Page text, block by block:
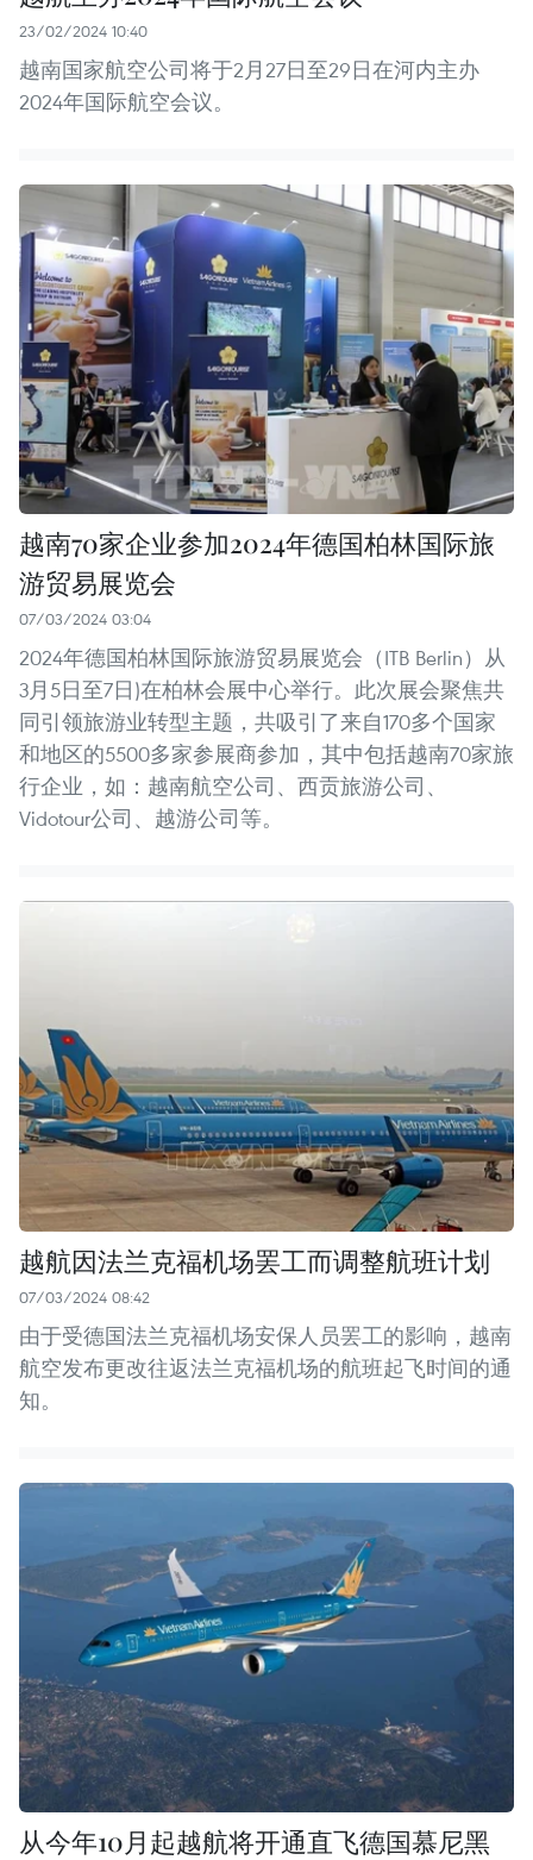
23/02/2024 10:40
越南国家航空公司将于2月27日至29日在河内主办
2024年国际航空会议。
越南70家企业参加2024年德国柏林国际旅
游贸易展览会
07/03/2024 03:04
2024年德国柏林国际旅游贸易展览会（ITB Berlin）从
3月5日至7日)在柏林会展中心举行。此次展会聚焦共
同引领旅游业转型主题，共吸引了来自170多个国家
和地区的5500多家参展商参加，其中包括越南70家旅
行企业，如：越南航空公司、西贡旅游公司、
Vidotour公司、越游公司等。
越航因法兰克福机场罢工而调整航班计划
07/03/2024 08:42
由于受德国法兰克福机场安保人员罢工的影响，越南
航空发布更改往返法兰克福机场的航班起飞时间的通
知。
从今年10月起越航将开通直飞德国慕尼黑